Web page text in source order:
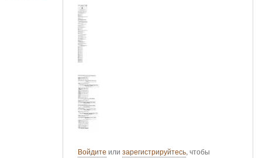
Войдите или зарегистрируйтесь, чтобы